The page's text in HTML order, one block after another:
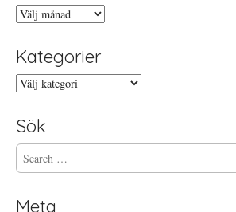
Arkiv
Kategorier
Kategorier
Sök
S
e
rMeta